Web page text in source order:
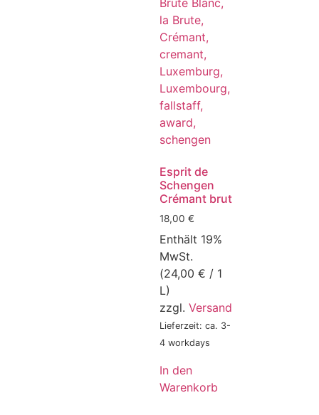
Esprit de
Schengen
Crémant brut
18,00 €
Enthält 19%
MwSt.
(24,00 € / 1
L)
zzgl. Versand
Lieferzeit: ca. 3-
4 workdays
In den
Warenkorb